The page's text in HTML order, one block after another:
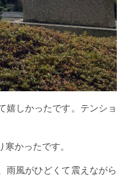
嬉しかったです。テンショ
かったです。
雨風がひどくて震えながら